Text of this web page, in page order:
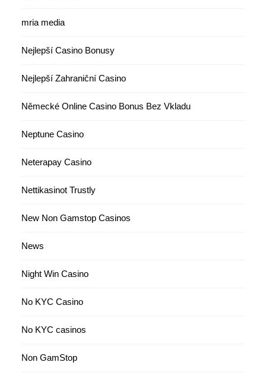
mria media
Nejlepší Casino Bonusy
Nejlepší Zahraniční Casino
Německé Online Casino Bonus Bez Vkladu
Neptune Casino
Neterapay Casino
Nettikasinot Trustly
New Non Gamstop Casinos
News
Night Win Casino
No KYC Casino
No KYC casinos
Non GamStop